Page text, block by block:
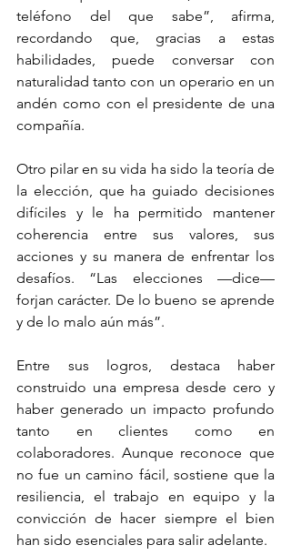
teléfono del que sabe”, afirma,
recordando que, gracias a estas
habilidades, puede conversar con
naturalidad tanto con un operario en un
andén como con el presidente de una
compañía.
Otro pilar en su vida ha sido la teoría de
la elección, que ha guiado decisiones
difíciles y le ha permitido mantener
coherencia entre sus valores, sus
acciones y su manera de enfrentar los
desafíos. “Las elecciones —dice—
forjan carácter. De lo bueno se aprende
y de lo malo aún más”.
Entre sus logros, destaca haber
construido una empresa desde cero y
haber generado un impacto profundo
tanto en clientes como en
colaboradores. Aunque reconoce que
no fue un camino fácil, sostiene que la
resiliencia, el trabajo en equipo y la
convicción de hacer siempre el bien
han sido esenciales para salir adelante.